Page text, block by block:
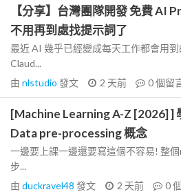
【分享】台灣團隊開發 免費 AI
不用再到處找提示詞了
最近 AI 幾乎已經變成每天工作都會用
Claud...
由 nlstudio 發文 2 天前 0個留
[Machine Learning A-Z [2026] ]
Data pre-processing 概念
一邊要上課一邊還要寫這個不容易! 整
步...
由 duckravel48 發文 2 天前 0